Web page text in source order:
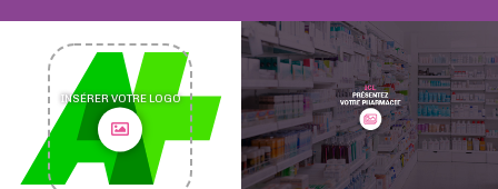
INSÉRER VOTRE LOGO